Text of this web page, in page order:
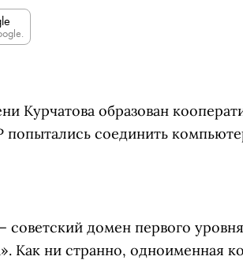
Курчатова образован
соединить
советский домен первого
Как ни странно, одноименная